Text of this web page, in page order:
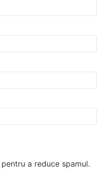
a reduce spamul.